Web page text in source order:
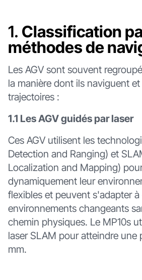
1. Classification
méthodes de
Les AGV sont souvent
la manière dont ils naviguent
trajectoires :
1.1 Les AGV guidés par laser
Ces AGV utilisent les
Detection and Ranging) et
Localization and Mapping)
dynamiquement leur
flexibles et peuvent s'adapter à
environnements changeants
chemin physiques. Le MP10s
laser SLAM pour atteindre une
mm.